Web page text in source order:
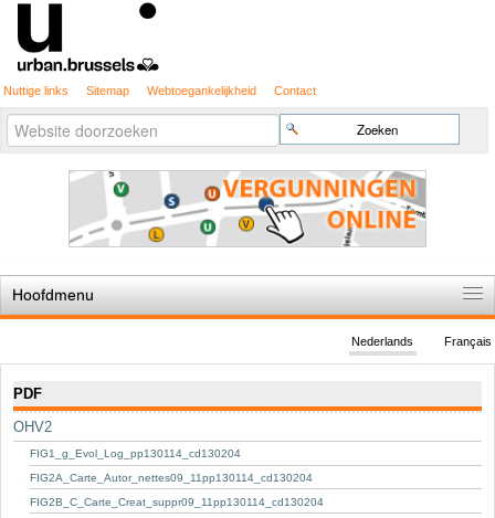
Nuttige links Sitemap Webtoegankelijkheid Contact
Zoek
Geavanceerd
zoeken...
Hoofdmenu
De spelregels
Stedenbouwkundige vergunning
Cartografie
Studies en publicaties
Sleutelwoorden
Français
Nederlands
PDF
OHV2
FIG1_g_Evol_Log_pp130114_cd130204
FIG2A_Carte_Autor_nettes09_11pp130114_cd130204
FIG2B_C_Carte_Creat_suppr09_11pp130114_cd130204